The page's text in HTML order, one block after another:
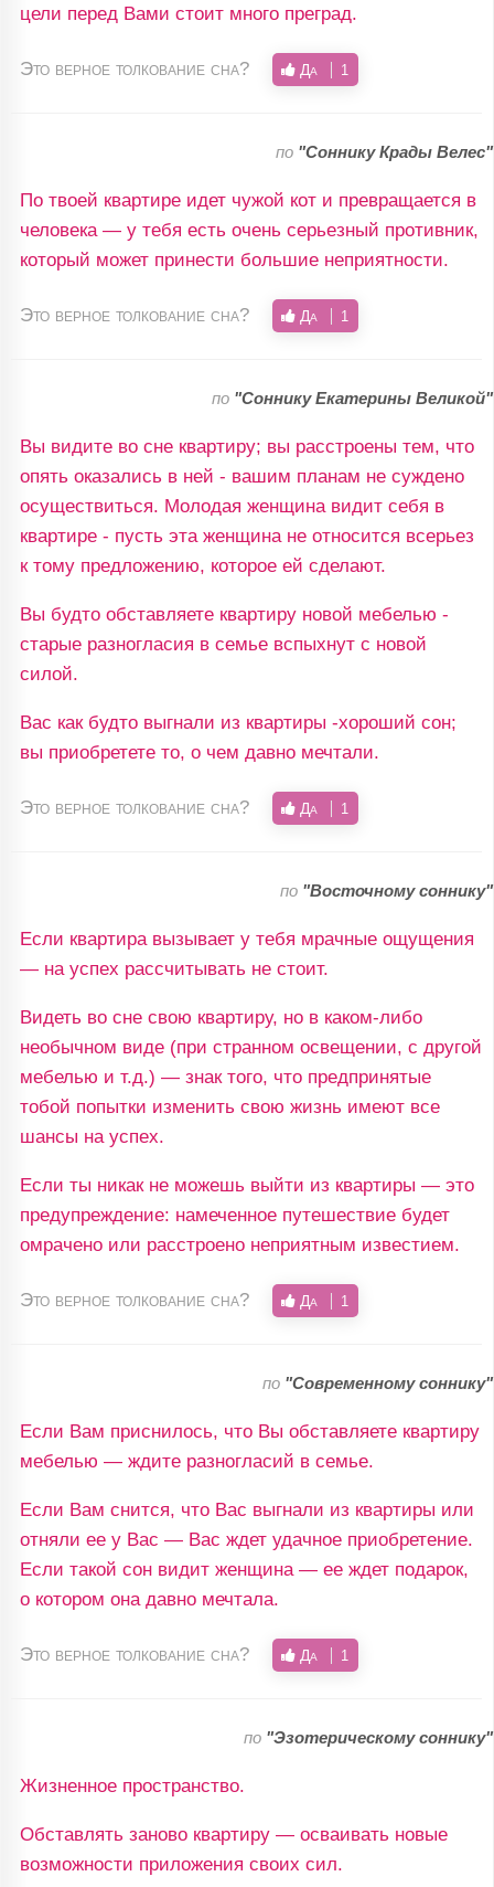
цели перед Вами стоит много преград.
Это верное толкование сна? Да 1
по "Соннику Крады Велес"
По твоей квартире идет чужой кот и превращается в
человека — у тебя есть очень серьезный противник,
который может принести большие неприятности.
Это верное толкование сна? Да 1
по "Соннику Екатерины Великой"
Вы видите во сне квартиру; вы расстроены тем, что
опять оказались в ней - вашим планам не суждено
осуществиться. Молодая женщина видит себя в
квартире - пусть эта женщина не относится всерьез
к тому предложению, которое ей сделают.
Вы будто обставляете квартиру новой мебелью -
старые разногласия в семье вспыхнут с новой
силой.
Вас как будто выгнали из квартиры -хороший сон;
вы приобретете то, о чем давно мечтали.
Это верное толкование сна? Да 1
по "Восточному соннику"
Если квартира вызывает у тебя мрачные ощущения
— на успех рассчитывать не стоит.
Видеть во сне свою квартиру, но в каком-либо
необычном виде (при странном освещении, с другой
мебелью и т.д.) — знак того, что предпринятые
тобой попытки изменить свою жизнь имеют все
шансы на успех.
Если ты никак не можешь выйти из квартиры — это
предупреждение: намеченное путешествие будет
омрачено или расстроено неприятным известием.
Это верное толкование сна? Да 1
по "Современному соннику"
Если Вам приснилось, что Вы обставляете квартиру
мебелью — ждите разногласий в семье.
Если Вам снится, что Вас выгнали из квартиры или
отняли ее у Вас — Вас ждет удачное приобретение.
Если такой сон видит женщина — ее ждет подарок,
о котором она давно мечтала.
Это верное толкование сна? Да 1
по "Эзотерическому соннику"
Жизненное пространство.
Обставлять заново квартиру — осваивать новые
возможности приложения своих сил.